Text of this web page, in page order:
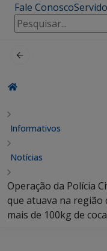
Fale Conosco
Pesquisar
por:
Informativos
Notícias
Operação da Polícia
que atuava na região
mais de 100kg de